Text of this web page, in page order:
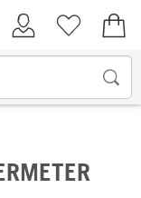
Kundenkonto
Merkliste